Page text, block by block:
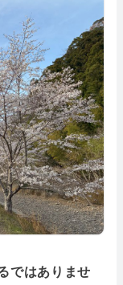
ではありませ